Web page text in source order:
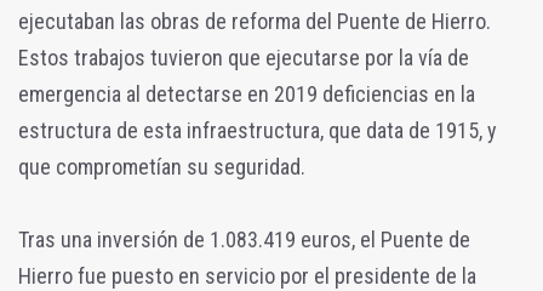
ejecutaban las obras de reforma del Puente de Hierro.
Estos trabajos tuvieron que ejecutarse por la vía de
emergencia al detectarse en 2019 deficiencias en la
estructura de esta infraestructura, que data de 1915, y
que comprometían su seguridad.
Tras una inversión de 1.083.419 euros, el Puente de
Hierro fue puesto en servicio por el presidente de la